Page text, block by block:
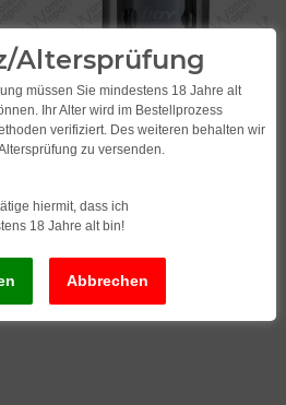
Tank
Altersprüfung
müssen Sie mindestens 18 Jahre alt
Ihr Alter wird im Bestellprozess
verifiziert. Des weiteren behalten wir
zu versenden.
hiermit, dass ich
18 Jahre alt bin!